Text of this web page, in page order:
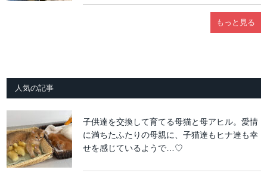
もっと見る
人気の記事
子供達を交換して育てる母猫と母アヒル。愛情
に満ちたふたりの母親に、子猫達もヒナ達も幸
せを感じているようで…♡